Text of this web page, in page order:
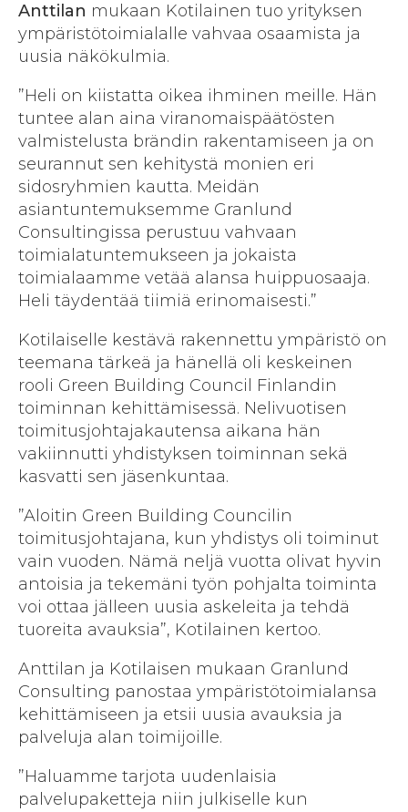
Anttilan mukaan Kotilainen tuo yrityksen
ympäristötoimialalle vahvaa osaamista ja
uusia näkökulmia.
”Heli on kiistatta oikea ihminen meille. Hän
tuntee alan aina viranomaispäätösten
valmistelusta brändin rakentamiseen ja on
seurannut sen kehitystä monien eri
sidosryhmien kautta. Meidän
asiantuntemuksemme Granlund
Consultingissa perustuu vahvaan
toimialatuntemukseen ja jokaista
toimialaamme vetää alansa huippuosaaja.
Heli täydentää tiimiä erinomaisesti.”
Kotilaiselle kestävä rakennettu ympäristö on
teemana tärkeä ja hänellä oli keskeinen
rooli Green Building Council Finlandin
toiminnan kehittämisessä. Nelivuotisen
toimitusjohtajakautensa aikana hän
vakiinnutti yhdistyksen toiminnan sekä
kasvatti sen jäsenkuntaa.
”Aloitin Green Building Councilin
toimitusjohtajana, kun yhdistys oli toiminut
vain vuoden. Nämä neljä vuotta olivat hyvin
antoisia ja tekemäni työn pohjalta toiminta
voi ottaa jälleen uusia askeleita ja tehdä
tuoreita avauksia”, Kotilainen kertoo.
Anttilan ja Kotilaisen mukaan Granlund
Consulting panostaa ympäristötoimialansa
kehittämiseen ja etsii uusia avauksia ja
palveluja alan toimijoille.
”Haluamme tarjota uudenlaisia
palvelupaketteja niin julkiselle kun